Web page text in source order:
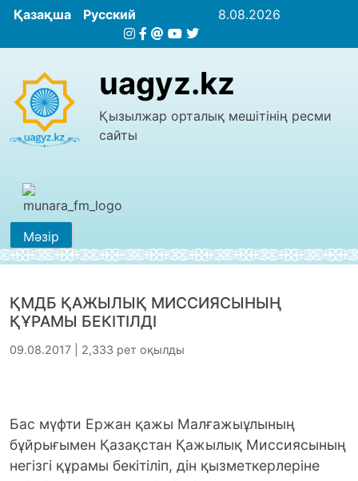
Қазақша Русский 8.08.2026
uagyz.kz
Қызылжар орталық мешітінің ресми
сайты
Мәзір
ҚМДБ ҚАЖЫЛЫҚ МИССИЯСЫНЫҢ
ҚҰРАМЫ БЕКІТІЛДІ
09.08.2017 | 2,333 рет оқылды
Бас мүфти Ержан қажы Малғажыұлының
бұйрығымен Қазақстан Қажылық Миссиясының
негізгі құрамы бекітіліп, дін қызметкерлеріне